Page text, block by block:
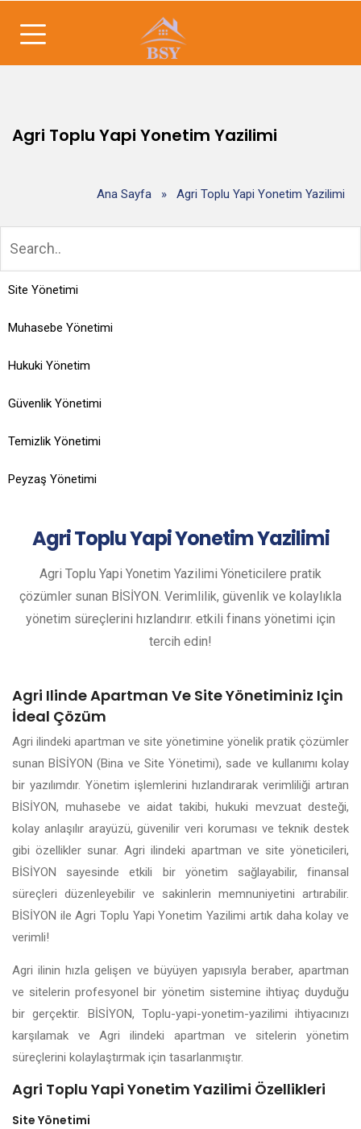
Agri Toplu Yapi Yonetim Yazilimi
Ana Sayfa » Agri Toplu Yapi Yonetim Yazilimi
Site Yönetimi
Muhasebe Yönetimi
Hukuki Yönetim
Güvenlik Yönetimi
Temizlik Yönetimi
Peyzaş Yönetimi
AgriToplu Yapi Yonetim Yazilimi
Agri Toplu Yapi Yonetim Yazilimi Yöneticilere pratik
çözümler sunan BİSİYON. Verimlilik, güvenlik ve kolaylıkla
yönetim süreçlerini hızlandırır. etkili finans yönetimi için
tercih edin!
Agri Ilinde Apartman Ve Site Yönetiminiz Için
İdeal Çözüm
Agri ilindeki apartman ve site yönetimine yönelik pratik çözümler
sunan BİSİYON (Bina ve Site Yönetimi), sade ve kullanımı kolay
bir yazılımdır. Yönetim işlemlerini hızlandırarak verimliliği artıran
BİSİYON, muhasebe ve aidat takibi, hukuki mevzuat desteği,
kolay anlaşılır arayüzü, güvenilir veri koruması ve teknik destek
gibi özellikler sunar. Agri ilindeki apartman ve site yöneticileri,
BİSİYON sayesinde etkili bir yönetim sağlayabilir, finansal
süreçleri düzenleyebilir ve sakinlerin memnuniyetini artırabilir.
BİSİYON ile Agri Toplu Yapi Yonetim Yazilimi artık daha kolay ve
verimli!
Agri ilinin hızla gelişen ve büyüyen yapısıyla beraber, apartman
ve sitelerin profesyonel bir yönetim sistemine ihtiyaç duyduğu
bir gerçektir. BİSİYON, Toplu-yapi-yonetim-yazilimi ihtiyacınızı
karşılamak ve Agri ilindeki apartman ve sitelerin yönetim
süreçlerini kolaylaştırmak için tasarlanmıştır.
Agri Toplu Yapi Yonetim Yazilimi Özellikleri
Site Yönetimi